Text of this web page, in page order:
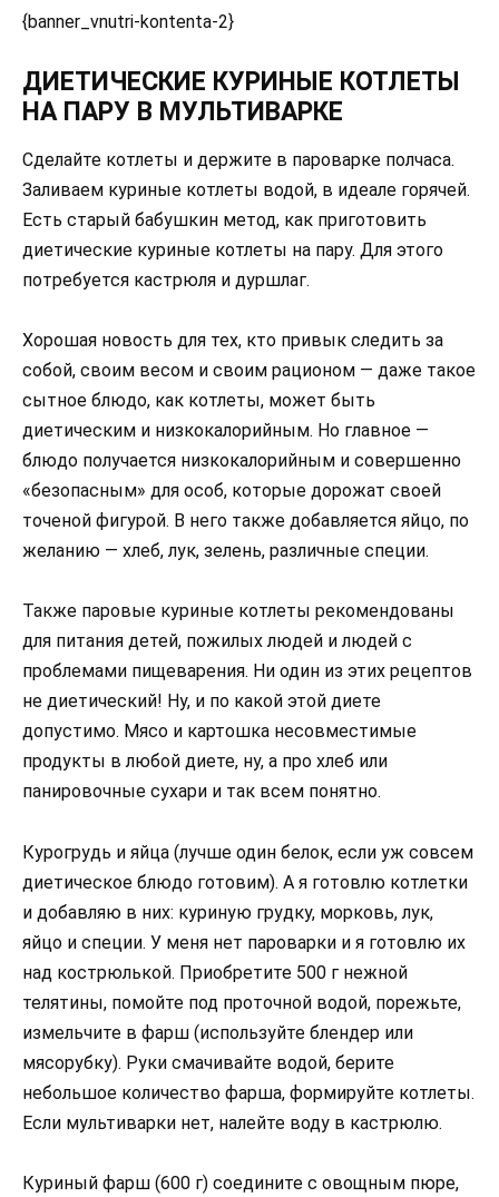
{banner_vnutri-kontenta-2}
ДИЕТИЧЕСКИЕ КУРИНЫЕ КОТЛЕТЫ
НА ПАРУ В МУЛЬТИВАРКЕ
Сделайте котлеты и держите в пароварке полчаса.
Заливаем куриные котлеты водой, в идеале горячей.
Есть старый бабушкин метод, как приготовить
диетические куриные котлеты на пару. Для этого
потребуется кастрюля и дуршлаг.
Хорошая новость для тех, кто привык следить за
собой, своим весом и своим рационом — даже такое
сытное блюдо, как котлеты, может быть
диетическим и низкокалорийным. Но главное —
блюдо получается низкокалорийным и совершенно
«безопасным» для особ, которые дорожат своей
точеной фигурой. В него также добавляется яйцо, по
желанию — хлеб, лук, зелень, различные специи.
Также паровые куриные котлеты рекомендованы
для питания детей, пожилых людей и людей с
проблемами пищеварения. Ни один из этих рецептов
не диетический! Ну, и по какой этой диете
допустимо. Мясо и картошка несовместимые
продукты в любой диете, ну, а про хлеб или
панировочные сухари и так всем понятно.
Курогрудь и яйца (лучше один белок, если уж совсем
диетическое блюдо готовим). А я готовлю котлетки
и добавляю в них: куриную грудку, морковь, лук,
яйцо и специи. У меня нет пароварки и я готовлю их
над кострюлькой. Приобретите 500 г нежной
телятины, помойте под проточной водой, порежьте,
измельчите в фарш (используйте блендер или
мясорубку). Руки смачивайте водой, берите
небольшое количество фарша, формируйте котлеты.
Если мультиварки нет, налейте воду в кастрюлю.
Куриный фарш (600 г) соедините с овощным пюре,